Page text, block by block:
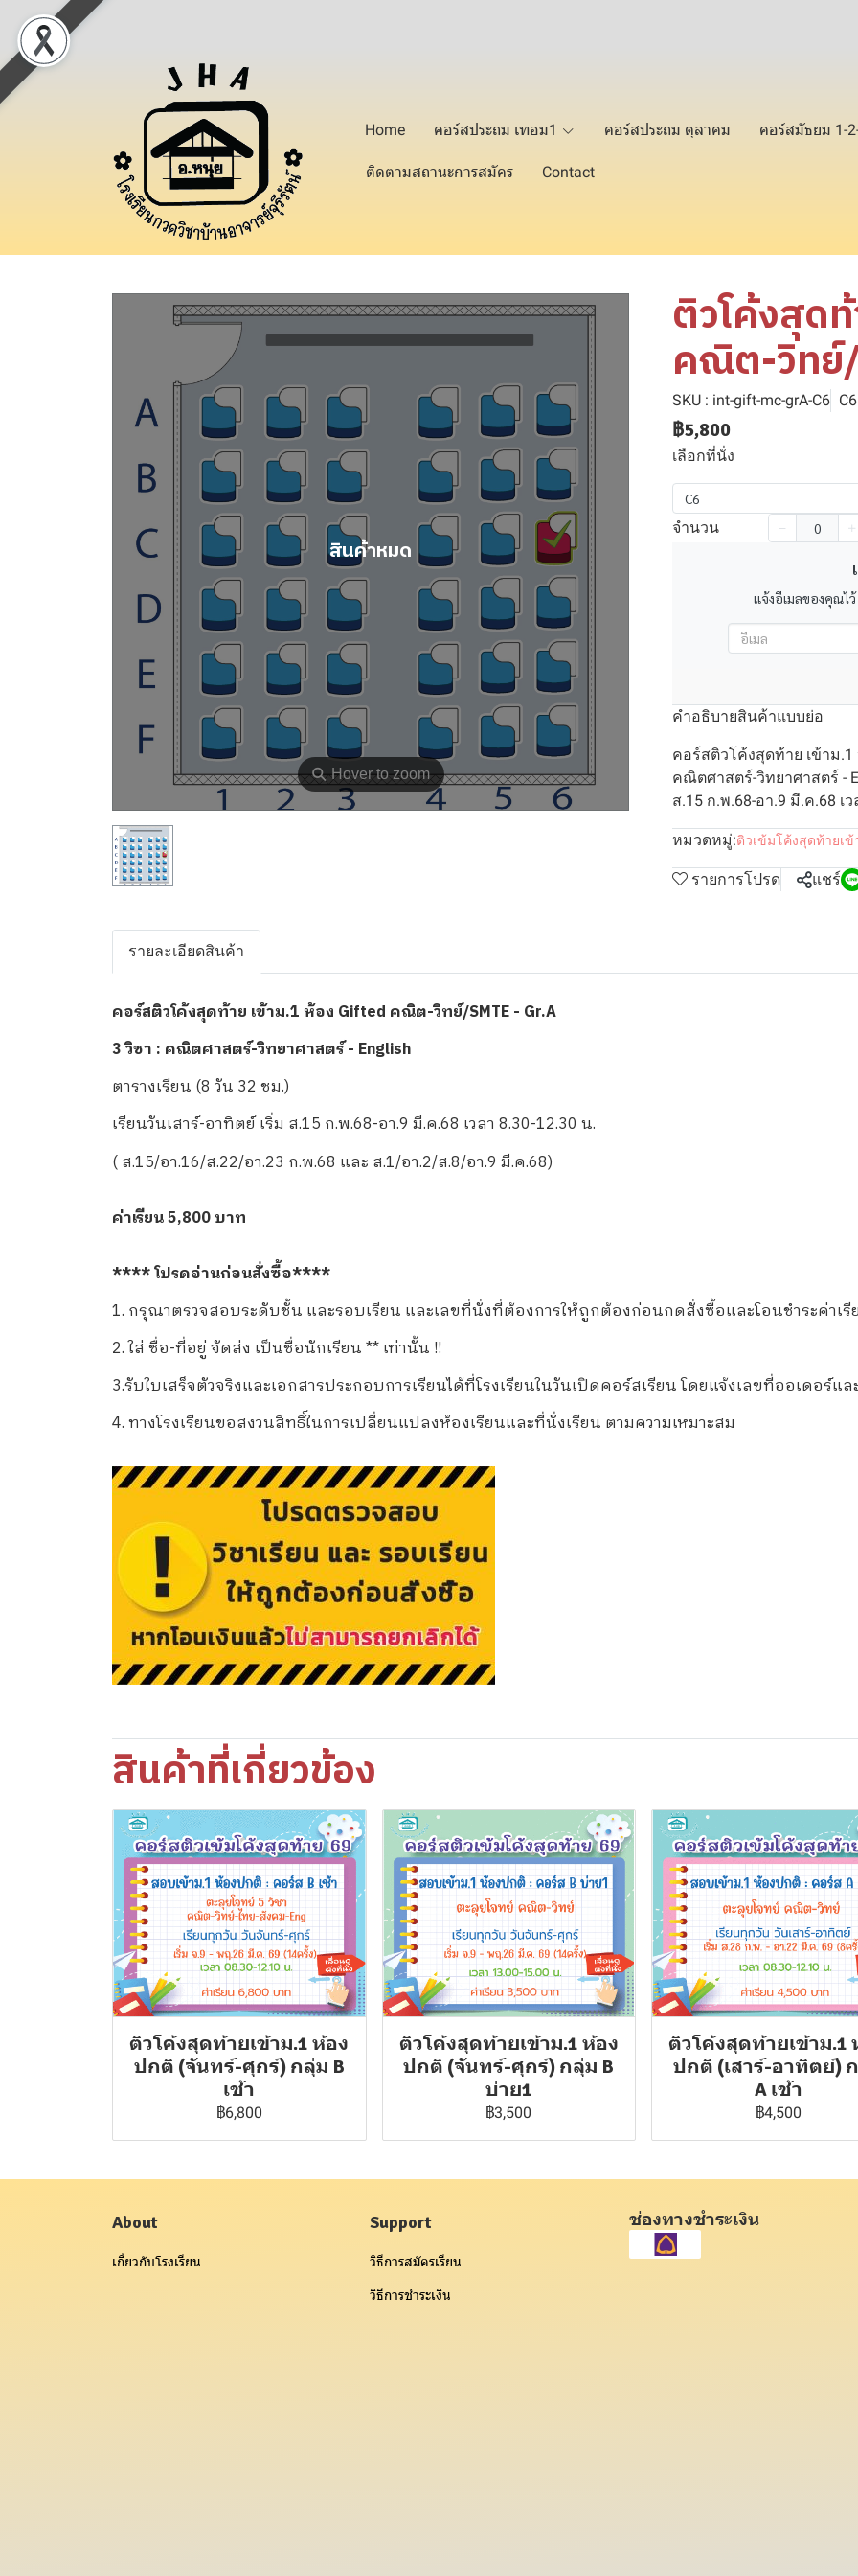
Home คอร์สประถม เทอม1 คอร์สประถม ตุลาคม คอร์สมัธยม 1-
ติดตามสถานะการสมัคร Contact
⚲Hover to zoom
สินค้าหมด
ติวโค้งสุด
คณิต-วิทย์/
SKU : int-gift-mc-grA-C6 C6
฿5,800
เลือกที่นั่ง
C6
จำนวน
แจ้งอีเมลของคุณไ
คำอธิบายสินค้าแบบย่อ
คอร์สติวโค้งสุดท้าย เข้าม.1
คณิตศาสตร์-วิทยาศาสตร์ -
ส.15 ก.พ.68-อา.9 มี.ค.68 เ
หมวดหมู่:ติวเข้มโค้งสุดท้ายเข้
รายการโปรด แชร์
รายละเอียดสินค้า
คอร์สติวโค้งสุดท้าย เข้าม.1 ห้อง Gifted คณิต-วิทย์/SMTE - Gr.A
3 วิชา : คณิตศาสตร์-วิทยาศาสตร์ - English
ตารางเรียน (8 วัน 32 ชม.)
เรียนวันเสาร์-อาทิตย์ เริ่ม ส.15 ก.พ.68-อา.9 มี.ค.68 เวลา 8.30-12.30 น.
( ส.15/อา.16/ส.22/อา.23 ก.พ.68 และ ส.1/อา.2/ส.8/อา.9 มี.ค.68)
ค่าเรียน 5,800 บาท
**** โปรดอ่านก่อนสั่งซื้อ****
1. กรุณาตรวจสอบระดับชั้น และรอบเรียน และเลขที่นั่งที่ต้องการให้ถูกต้องก่อนกดสั่งซื้อและโอนชำระค่าเรี
2. ใส่ ชื่อ-ที่อยู่ จัดส่ง เป็นชื่อนักเรียน ** เท่านั้น !!
3.รับใบเสร็จตัวจริงและเอกสารประกอบการเรียนได้ที่โรงเรียนในวันเปิดคอร์สเรียน โดยแจ้งเลขที่ออเดอร์แ
4. ทางโรงเรียนขอสงวนสิทธิ์ในการเปลี่ยนแปลงห้องเรียนและที่นั่งเรียน ตามความเหมาะสม
สินค้าที่เกี่ยวข้อง
ติวโค้งสุดท้ายเข้าม.1 ห้อง
ปกติ (จันทร์-ศุกร์) กลุ่ม B
เช้า
฿6,800
ติวโค้งสุดท้ายเข้าม.1 ห้อง
ปกติ (จันทร์-ศุกร์) กลุ่ม B
บ่าย1
฿3,500
ติวโค้งสุดท้ายเข้าม.1
ปกติ (เสาร์-อาทิตย์)
A เช้า
฿4,500
About
เกี่ยวกับโรงเรียน
Support
วิธีการสมัครเรียน
วิธีการชำระเงิน
ช่องทางชำระเงิน